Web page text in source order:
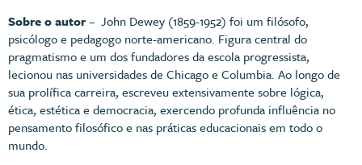
Sobre o autor– John Dewey (1859-1952) foi um filósofo,
psicólogo e pedagogo norte-americano. Figura central do
pragmatismo e um dos fundadores da escola progressista,
lecionou nas universidades de Chicago e Columbia. Ao longo de
sua prolífica carreira, escreveu extensivamente sobre lógica,
ética, estética e democracia, exercendo profunda influência no
pensamento filosófico e nas práticas educacionais em todo o
mundo.